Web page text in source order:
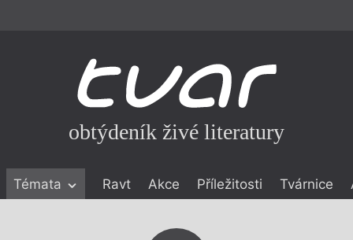
obtýdeník živé literatury
Témata Ravt Akce Příležitosti Tvárnice